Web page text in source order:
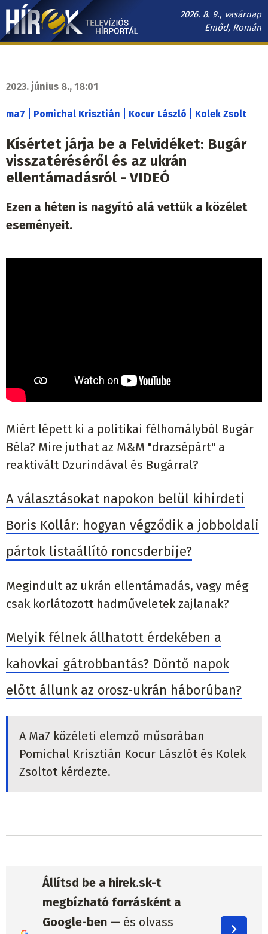
Ugrás
tartalomra
2026. 8. 9., vasárnap
Emőd, Román
Hírek.sk
navigáció
2023. június 8., 18:01
ma7 Pomichal Krisztián Kocur László Kolek Zsolt
Kísértet járja be a Felvidéket: Bugár
visszatéréséről és az ukrán
ellentámadásról - VIDEÓ
Ezen a héten is nagyító alá vettük a közélet
eseményeit.
Miért lépett ki a politikai félhomályból Bugár
Béla? Mire juthat az M&M "drazsépárt" a
reaktivált Dzurindával és Bugárral?
A választásokat napokon belül kihirdeti
Boris Kollár: hogyan végződik a jobboldali
pártok listaállító roncsderbije?
Megindult az ukrán ellentámadás, vagy még
csak korlátozott hadműveletek zajlanak?
Melyik félnek állhatott érdekében a
kahovkai gátrobbantás? Döntő napok
előtt állunk az orosz-ukrán háborúban?
A Ma7 közéleti elemző műsorában
Pomichal Krisztián Kocur Lászlót és Kolek
Zsoltot kérdezte.
Állítsd be a hirek.sk-t
megbízható forrásként a
Google-ben — és olvass